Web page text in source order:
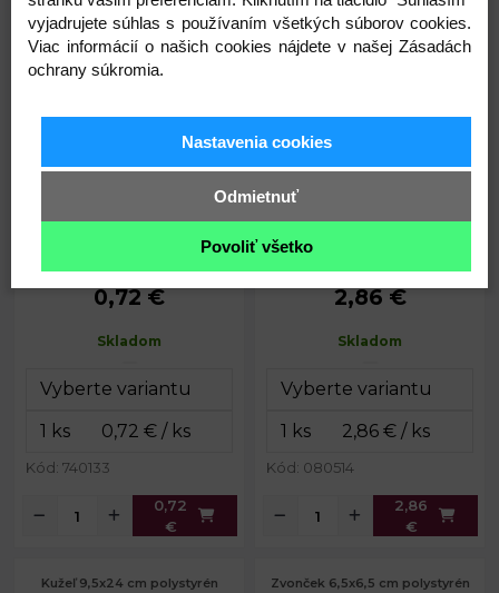
polystyrén
Priemer:
5,3; 6,7 cm
0,72 €
Skladom
Kód: 740133
0,72
€
Kužel 13x39 cm polystyrén
Priemer:
13 cm
2,86 €
Skladom
Kód: 080514
2,86
€
Kužeľ 9,5x24 cm polystyrén Zvonček 6,5x6,5 cm polystyrén
vyjadrujete súhlas s používaním všetkých súborov cookies.
Viac informácií o našich cookies nájdete v našej Zásadách
ochrany súkromia.
Nastavenia cookies
Odmietnuť
Povoliť všetko